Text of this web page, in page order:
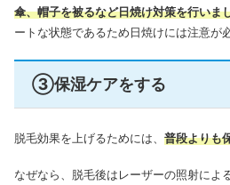
傘、帽子を被るなど日焼け対策を行いま
ートな状態であるため日焼けには注意が
③保湿ケアをする
脱毛効果を上げるためには、 普段よりも
なぜなら、脱毛後はレーザーの照射によ